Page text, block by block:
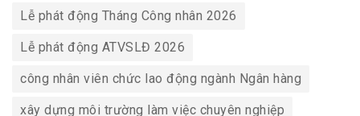
Lễ phát động Tháng Công nhân 2026
Lễ phát động ATVSLĐ 2026
công nhân viên chức lao động ngành Ngân hàng
xây dựng môi trường làm việc chuyên nghiệp